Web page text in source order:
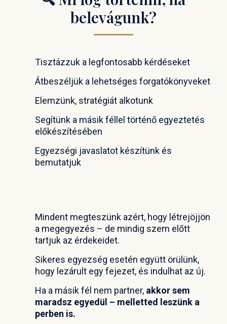
belevágunk?
Tisztázzuk a legfontosabb kérdéseket
Átbeszéljük a lehetséges forgatókönyveket
Elemzünk, stratégiát alkotunk
Segítünk a másik féllel történő egyeztetés
előkészítésében
Egyezségi javaslatot készítünk és
bemutatjuk
Mindent megteszünk azért, hogy létrejöjjön
a megegyezés – de mindig szem előtt
tartjuk az érdekeidet.
Sikeres egyezség esetén együtt örülünk,
hogy lezárult egy fejezet, és indulhat az új.
Ha a másik fél nem partner, akkor sem
maradsz egyedül – melletted leszünk a
perben is.